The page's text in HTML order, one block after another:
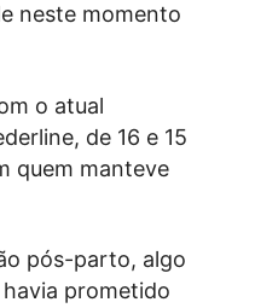
neste momento
o atual
de 16 e 15
quem manteve
pós-parto, algo
prometido